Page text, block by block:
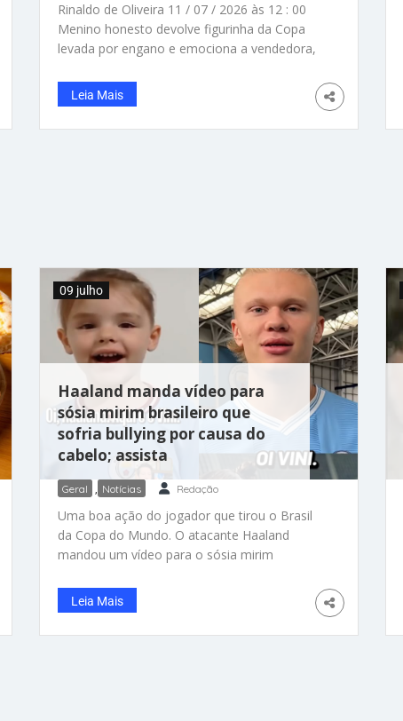
Rinaldo de Oliveira 11 / 07 / 2026 às 12 : 00
Menino honesto devolve figurinha da Copa
levada por engano e emociona a vendedora,
numa banca de jornal em Santana de
Parnaíba (SP). – Foto: reprodução/ TikTok/
@grasi_ellen_ Fazendo a coisa certa desde
Leia Mais
Haaland manda vídeo para
sósia mirim brasileiro que
sofria bullying por causa do
cabelo; assista
09 julho
Geral , Notícias Redação
Uma boa ação do jogador que tirou o Brasil
da Copa do Mundo. O atacante Haaland
mandou um vídeo para o sósia mirim
comprido, como o do astro do futebol da
Noruega. A estrela do Manchester City deixou
um recado que o Vinícius Corrêa, nosso “mini
Leia Mais